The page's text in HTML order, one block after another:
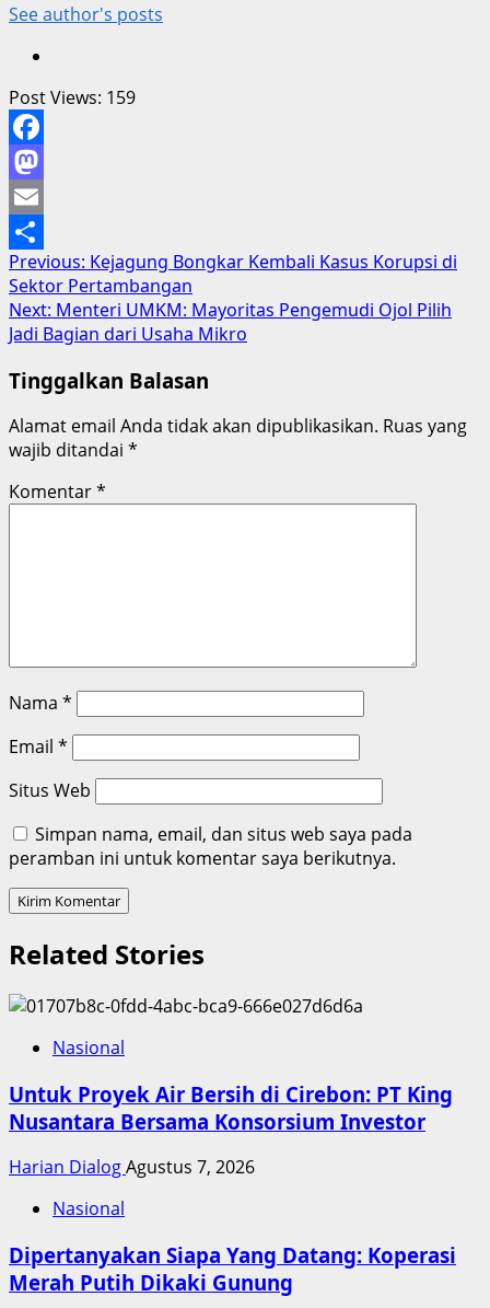
See author's posts
Post Views: 159
Facebook
Mastodon
Email
Share
Post
navigation
Previous: Kejagung Bongkar Kembali Kasus Korupsi di
Sektor Pertambangan
Next: Menteri UMKM: Mayoritas Pengemudi Ojol Pilih
Jadi Bagian dari Usaha Mikro
Tinggalkan Balasan
Alamat email Anda tidak akan dipublikasikan. Ruas yang
wajib ditandai *
Komentar*
Nama *
Email *
Situs Web
Simpan nama, email, dan situs web saya pada
peramban ini untuk komentar saya berikutnya.
Related Stories
Nasional
Untuk Proyek Air Bersih di Cirebon: PT King
Nusantara Bersama Konsorsium Investor
Harian DialogAgustus 7, 2026
Nasional
Dipertanyakan Siapa Yang Datang: Koperasi
Merah Putih Dikaki Gunung